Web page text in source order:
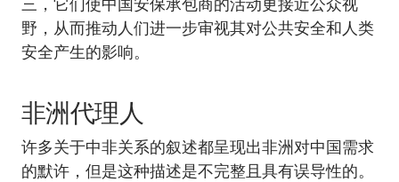
野，从而推动人们进一步审视其对公共安全和人类
安全产生的影响。
非洲代理人
许多关于中非关系的叙述都呈现出非洲对中国需求
的默许，但是这种描述是不完整且具有误导性的。